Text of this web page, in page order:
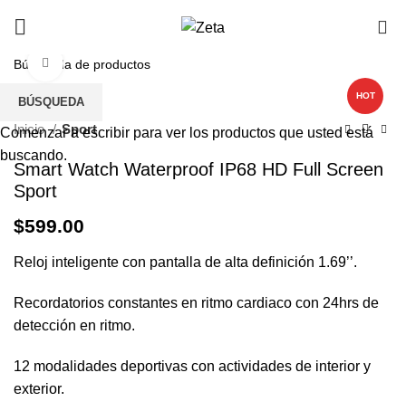
HOT
Haga Click para agrandar
Inicio Sport
Smart Watch Waterproof IP68 HD Full Screen
Sport
$599.00
Reloj inteligente con pantalla de alta definición 1.69’’.
Recordatorios constantes en ritmo cardiaco con 24hrs de
detección en ritmo.
12 modalidades deportivas con actividades de interior y
exterior.
BÚSQUEDA
Comenzar a escribir para ver los productos que usted está
buscando.